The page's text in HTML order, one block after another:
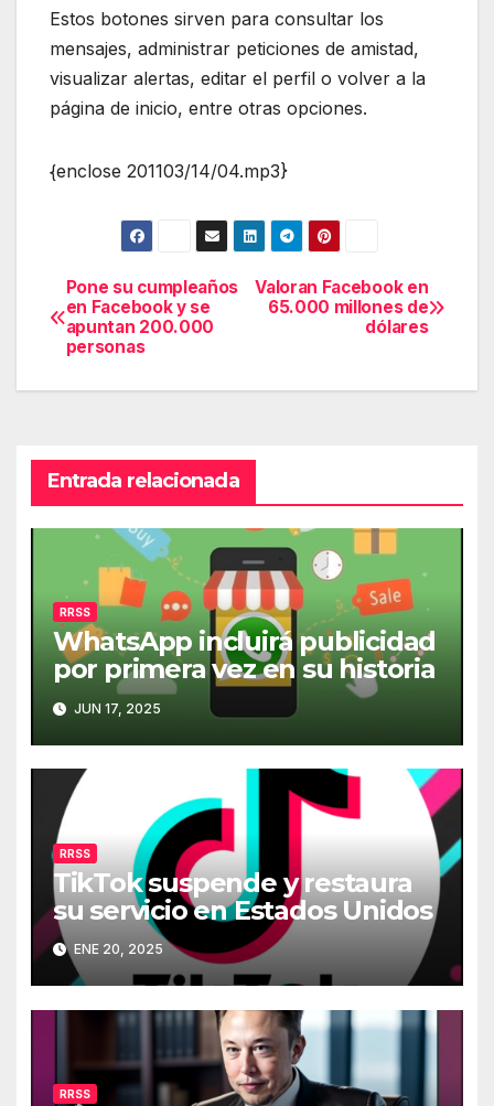
Estos botones sirven para consultar los
mensajes, administrar peticiones de amistad,
visualizar alertas, editar el perfil o volver a la
página de inicio, entre otras opciones.
{enclose 201103/14/04.mp3}
Navegación
de
entradas
Valoran Facebook en
65.000 millones de
dólares
Pone su cumpleaños
en Facebook y se
apuntan 200.000
personas
Entrada relacionada
RRSS
WhatsApp incluirá publicidad
por primera vez en su historia
JUN 17, 2025
RRSS
TikTok suspende y restaura
su servicio en Estados Unidos
ENE 20, 2025
RRSS